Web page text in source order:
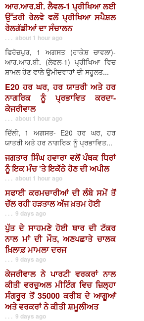
ਆਰ.ਆਰ.ਬੀ. ਲੈਵਲ-1 ਪ੍ਰੀਖਿਆ ਲਈ
ਉੱਤਰੀ ਰੇਲਵੇ ਵਲੋਂ ਪ੍ਰੀਖਿਆ ਸਪੈਸ਼ਲ
ਰੇਲਗੱਡੀਆਂ ਦਾ ਸੰਚਾਲਨ
. . . about 1 hour ago
ਫਿਰੋਜ਼ਪੁਰ, 1 ਅਗਸਤ (ਰਾਕੇਸ਼ ਚਾਵਲਾ)-
ਆਰ.ਆਰ.ਬੀ. (ਲੇਵਲ-1) ਪ੍ਰੀਖਿਆ ਵਿਚ
ਸ਼ਾਮਲ ਹੋਣ ਵਾਲੇ ਉਮੀਦਵਾਰਾਂ ਦੀ ਸਹੂਲਤ...
E20 ਹਰ ਘਰ, ਹਰ ਯਾਤਰੀ ਅਤੇ ਹਰ
ਨਾਗਰਿਕ ਨੂੰ ਪ੍ਰਭਾਵਿਤ ਕਰਦਾ-
ਕੇਜਰੀਵਾਲ
. . . about 1 hour ago
ਦਿੱਲੀ, 1 ਅਗਸਤ- E20 ਹਰ ਘਰ, ਹਰ
ਯਾਤਰੀ ਅਤੇ ਹਰ ਨਾਗਰਿਕ ਨੂੰ ਪ੍ਰਭਾਵਿਤ...
ਜਗਤਾਰ ਸਿੰਘ ਹਵਾਰਾ ਵਲੋਂ ਪੰਥਕ ਧਿਰਾਂ
ਨੂੰ ਇਕ ਮੰਚ 'ਤੇ ਇਕੱਠੇ ਹੋਣ ਦੀ ਅਪੀਲ
. . . about 1 hour ago
ਸਫਾਈ ਕਰਮਚਾਰੀਆਂ ਦੀ ਲੰਬੇ ਸਮੇਂ ਤੋਂ
ਚੱਲ ਰਹੀ ਹੜਤਾਲ ਅੱਜ ਖ਼ਤਮ ਹੋਈ
. . . 9 days ago
ਪੁੱਤ ਦੇ ਸਾਹਮਣੇ ਹੋਈ ਥਾਰ ਦੀ ਟੱਕਰ
ਨਾਲ ਮਾਂ ਦੀ ਮੌਤ, ਅਣਪਛਾਤੇ ਚਾਲਕ
ਖ਼ਿਲਾਫ਼ ਮਾਮਲਾ ਦਰਜ
. . . 9 days ago
ਕੇਜਰੀਵਾਲ ਨੇ ਪਾਰਟੀ ਵਰਕਰਾਂ ਨਾਲ
ਕੀਤੀ ਵਰਚੁਅਲ ਮੀਟਿੰਗ ਵਿਚ ਜ਼ਿਲ੍ਹਾ
ਸੰਗਰੂਰ ਤੋਂ 35000 ਕਰੀਬ ਦੇ ਆਗੂਆਂ
ਅਤੇ ਵਰਕਰਾਂ ਨੇ ਕੀਤੀ ਸ਼ਮੂਲੀਅਤ
. . . 9 days ago